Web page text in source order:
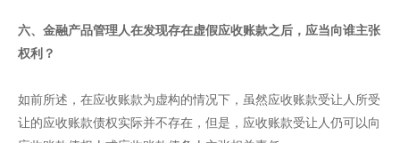
六、金融产品管理人在发现存在虚假应收账款之后，应当向谁主张
权利？
如前所述，在应收账款为虚构的情况下，虽然应收账款受让人所受
让的应收账款债权实际并不存在，但是，应收账款受让人仍可以向